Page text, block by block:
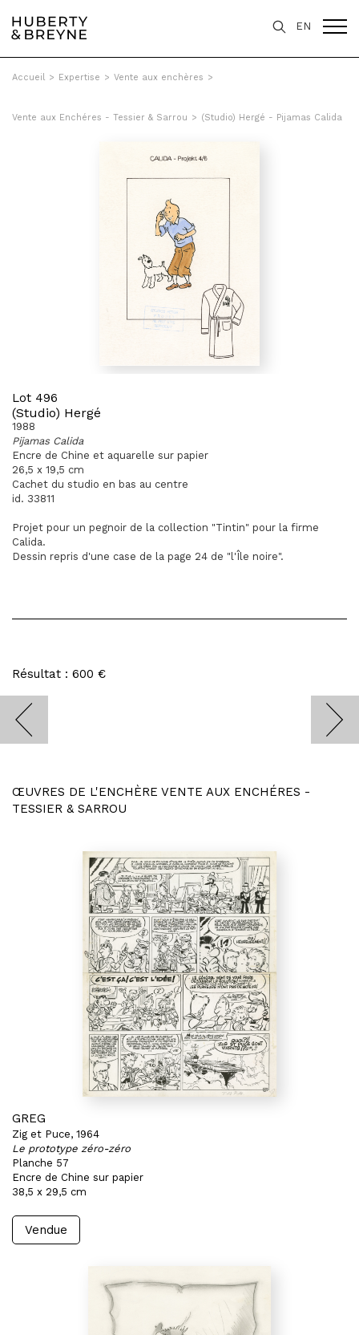
EN
Accueil > Expertise > Vente aux enchères >
Vente aux Enchéres - Tessier & Sarrou > (Studio) Hergé - Pijamas Calida
Lot 496
(Studio) Hergé
1988
Pijamas Calida
Encre de Chine et aquarelle sur papier
26,5 x 19,5 cm
Cachet du studio en bas au centre
id. 33811
Projet pour un pegnoir de la collection "Tintin" pour la firme
Calida.
Dessin repris d'une case de la page 24 de "l'Île noire".
Résultat : 600 €
ŒUVRES DE L'ENCHÈRE VENTE AUX ENCHÉRES -
TESSIER & SARROU
GREG
Zig et Puce, 1964
Le prototype zéro-zéro
Planche 57
Encre de Chine sur papier
38,5 x 29,5 cm
Vendue